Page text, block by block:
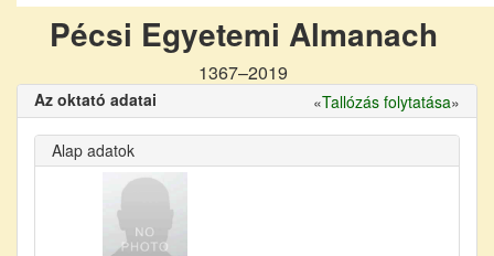
Pécsi Egyetemi Almanach
1367–2019
Az oktató adatai «Tallózás folytatása»
Alap adatok